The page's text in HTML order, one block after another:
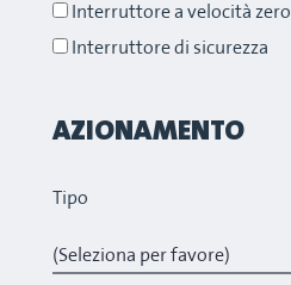
Interruttore a velocità zero
Interruttore di sicurezza
AZIONAMENTO
Tipo